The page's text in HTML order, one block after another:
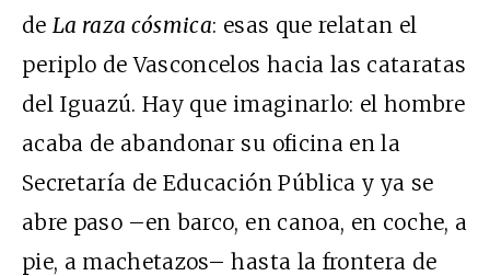
de La raza cósmica: esas que relatan el
periplo de Vasconcelos hacia las cataratas
del Iguazú. Hay que imaginarlo: el hombre
acaba de abandonar su oficina en la
Secretaría de Educación Pública y ya se
abre paso –en barco, en canoa, en coche, a
pie, a machetazos– hasta la frontera de